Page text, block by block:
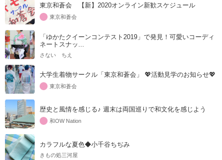
東京和蒼会 【新】2020オンライン新歓スケジュール
東京和蒼会
「ゆかたクイーンコンテスト2019」で発見！可愛いコーディ
ネートスナッ...
さない ちえ
大学生着物サークル「東京和蒼会」 💖活動見学のお知らせ💖
東京和蒼会
歴史と風情を感じる♪ 週末は両国巡りで和文化を感じよう
和OW Nation
カラフルな夏色◆小千谷ちぢみ
きもの処三河屋